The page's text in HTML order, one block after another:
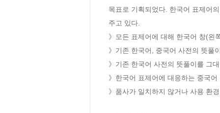
목표로 기획되었다. 한국어 표제어
주고 있다.
》모든 표제어에 대해 한국어 창(왼
》기존 한국어, 중국어 사전의 뜻풀
》기존 한국어 사전의 뜻풀이를 그
》한국어 표제어에 대응하는 중국
》품사가 일치하지 않거나 사용 환